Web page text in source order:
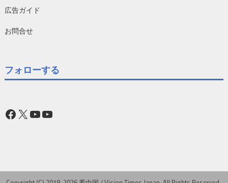
広告ガイド
お問合せ
フォローする
Facebook
X YouTube
YouTube